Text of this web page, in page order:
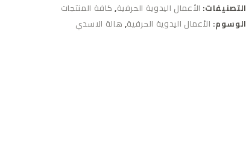
التصنيفات: الأعمال اليدوية الحرفية, كافة المنتجات
الوسوم: الأعمال اليدوية الحرفية, هالة الاسدي